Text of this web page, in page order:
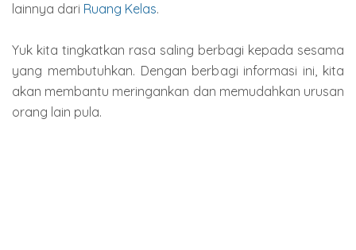
lainnya dari Ruang Kelas.
Yuk kita tingkatkan rasa saling berbagi kepada sesama
yang membutuhkan. Dengan berbagi informasi ini, kita
akan membantu meringankan dan memudahkan urusan
orang lain pula.